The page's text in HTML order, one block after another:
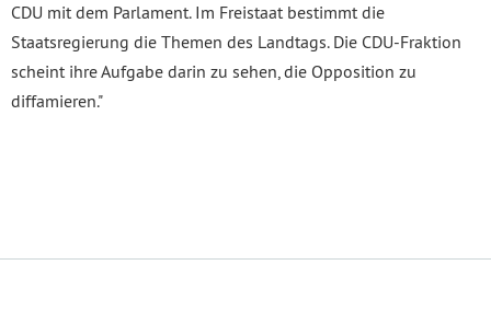
CDU mit dem Parlament. Im Freistaat bestimmt die
Staatsregierung die Themen des Landtags. Die CDU-Fraktion
scheint ihre Aufgabe darin zu sehen, die Opposition zu
diffamieren."